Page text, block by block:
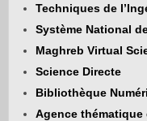
Techniques de
Système National
Maghreb Virtual
Science Directe
Bibliothèque
Agence